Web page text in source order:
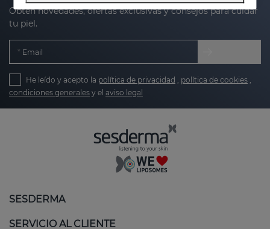
Obtén novedades, ofertas exclusivas y consejos para cuidar
tu piel.
Email
He leído y acepto la política de privacidad política de cookies
condiciones generales y el aviso legal
SESDERMA
SERVICIO AL CLIENTE